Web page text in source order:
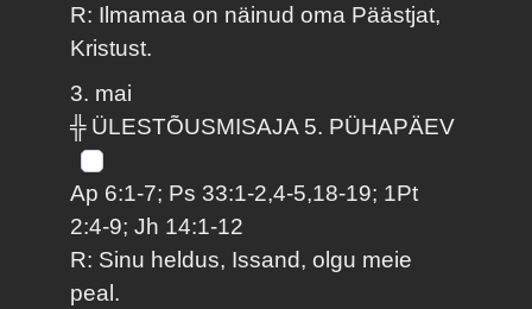
R: Ilmamaa on näinud oma Päästjat,
Kristust.
3. mai
╬ ÜLESTÕUSMISAJA 5. PÜHAPÄEV
Ap 6:1-7; Ps 33:1-2,4-5,18-19; 1Pt
2:4-9; Jh 14:1-12
R: Sinu heldus, Issand, olgu meie
peal.